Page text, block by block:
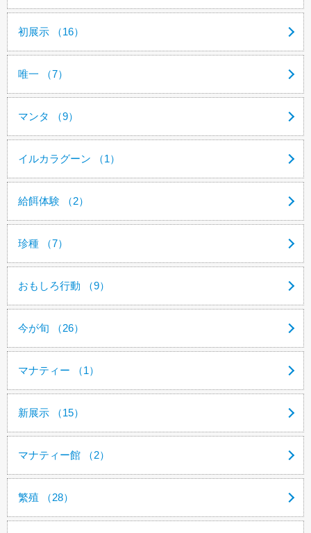
初展示 （16）
唯一 （7）
マンタ （9）
イルカラグーン （1）
給餌体験 （2）
珍種 （7）
おもしろ行動 （9）
今が旬 （26）
マナティー （1）
新展示 （15）
マナティー館 （2）
繁殖 （28）